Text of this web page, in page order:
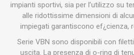
impianti sportivi, sia per l’utilizzo su
alle ridottissime dimensioni di
impiegati garantiscono ef¿cienza,
Serie VBN sono disponibili con
uscita. La presenza di o-ring di